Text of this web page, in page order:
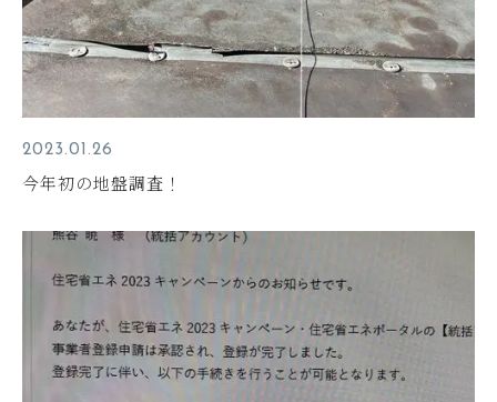
2023.01.26
今年初の地盤調査！